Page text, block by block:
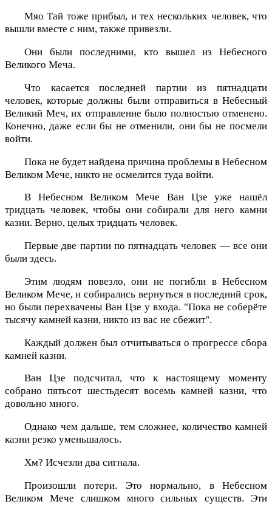
Мяо Тай тоже прибыл, и тех нескольких человек, что
вышли вместе с ним, также привезли.
Они были последними, кто вышел из Небесного
Великого Меча.
Что касается последней партии из пятнадцати
человек, которые должны были отправиться в Небесный
Великий Меч, их отправление было полностью отменено.
Конечно, даже если бы не отменили, они бы не посмели
войти.
Пока не будет найдена причина проблемы в Небесном
Великом Мече, никто не осмелится туда войти.
В Небесном Великом Мече Ван Цзе уже нашёл
тридцать человек, чтобы они собирали для него камни
казни. Верно, целых тридцать человек.
Первые две партии по пятнадцать человек — все они
были здесь.
Этим людям повезло, они не погибли в Небесном
Великом Мече, и собирались вернуться в последний срок,
но были перехвачены Ван Цзе у входа. "Пока не соберёте
тысячу камней казни, никто из вас не сбежит".
Каждый должен был отчитываться о прогрессе сбора
камней казни.
Ван Цзе подсчитал, что к настоящему моменту
собрано пятьсот шестьдесят восемь камней казни, что
довольно много.
Однако чем дальше, тем сложнее, количество камней
казни резко уменьшалось.
Хм? Исчезли два сигнала.
Произошли потери. Это нормально, в Небесном
Великом Мече слишком много сильных существ. Эти